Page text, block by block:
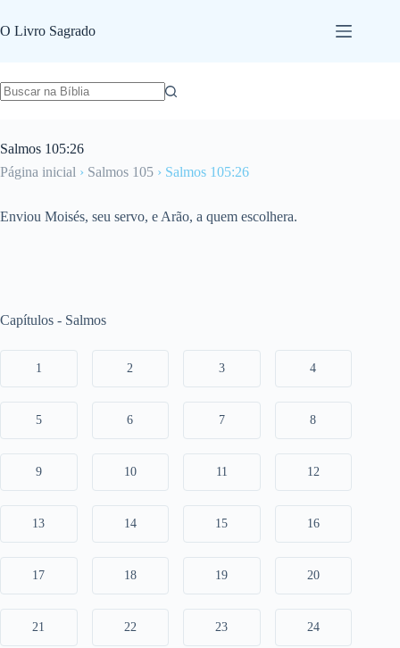
para
o
O Livro Sagrado
Salmos 105:26
Página inicial › Salmos 105 › Salmos 105:26
Enviou Moisés, seu servo, e Arão, a quem escolhera.
Capítulos - Salmos
1 2 3 4
5 6 7 8
9 10 11 12
13 14 15 16
17 18 19 20
21 22 23 24